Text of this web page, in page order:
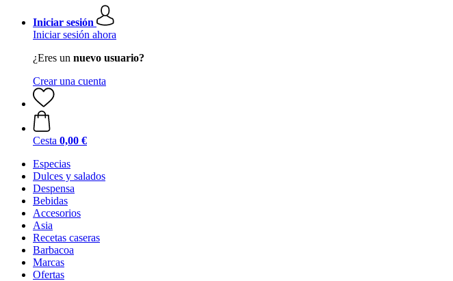
Iniciar sesión
Iniciar sesión ahora
¿Eres un nuevo usuario?
Crear una cuenta
Cesta 0,00 €
Especias
Dulces y salados
Despensa
Bebidas
Accesorios
Asia
Recetas caseras
Barbacoa
Marcas
Ofertas